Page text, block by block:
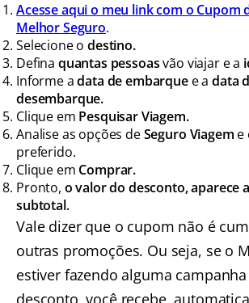
Acesse aqui o meu link com o Cupom
Melhor Seguro.
Selecione odestino.
Defina quantas pessoasvão viajar e a
Informe adata de embarque e adata
desembarque.
Clique em Pesquisar Viagem.
Analise as opções deSeguro Viagem e
preferido.
Clique em Comprar.
Pronto, o valor do desconto, aparece
subtotal.
Vale dizer que o cupom não é
outras promoções. Ou seja, se o
estiver fazendo alguma
desconto, você recebe,